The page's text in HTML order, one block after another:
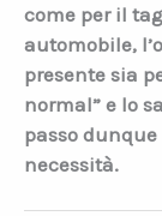
come per il
automobile,
presente sia
normal” e lo
passo
necessità.